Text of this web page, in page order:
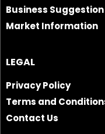
Business Suggestion
Market Information
LEGAL
Privacy Policy
Terms and
Contact Us